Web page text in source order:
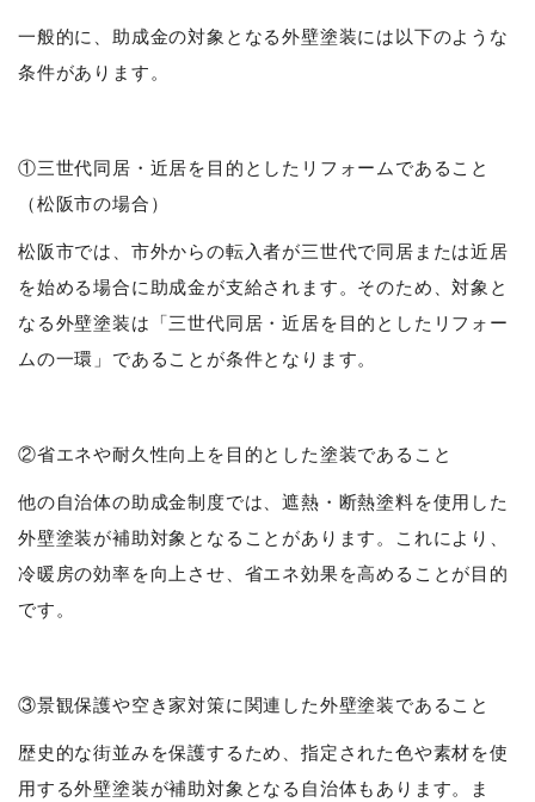
一般的に、助成金の対象となる外壁塗装には以下のような
条件があります。
①三世代同居・近居を目的としたリフォームであること
（松阪市の場合）
松阪市では、市外からの転入者が三世代で同居または近居
を始める場合に助成金が支給されます。そのため、対象と
なる外壁塗装は「三世代同居・近居を目的としたリフォー
ムの一環」であることが条件となります。
②省エネや耐久性向上を目的とした塗装であること
他の自治体の助成金制度では、遮熱・断熱塗料を使用した
外壁塗装が補助対象となることがあります。これにより、
冷暖房の効率を向上させ、省エネ効果を高めることが目的
です。
③景観保護や空き家対策に関連した外壁塗装であること
歴史的な街並みを保護するため、指定された色や素材を使
用する外壁塗装が補助対象となる自治体もあります。ま